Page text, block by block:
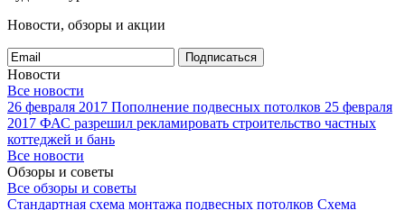
Новости, обзоры и акции
Подписаться
Новости
Все новости
26 февраля 2017 Пополнение подвесных потолков 25 февраля
2017 ФАС разрешил рекламировать строительство частных
коттеджей и бань
Все новости
Обзоры и советы
Все обзоры и советы
Стандартная схема монтажа подвесных потолков Схема